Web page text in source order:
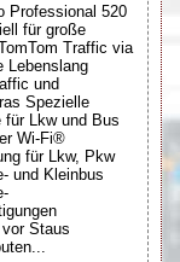
Professional 520
für große
Traffic via
Lebenslang
und
Spezielle
für Lkw und Bus
Wi-Fi®
für Lkw, Pkw
und Kleinbus
Staus